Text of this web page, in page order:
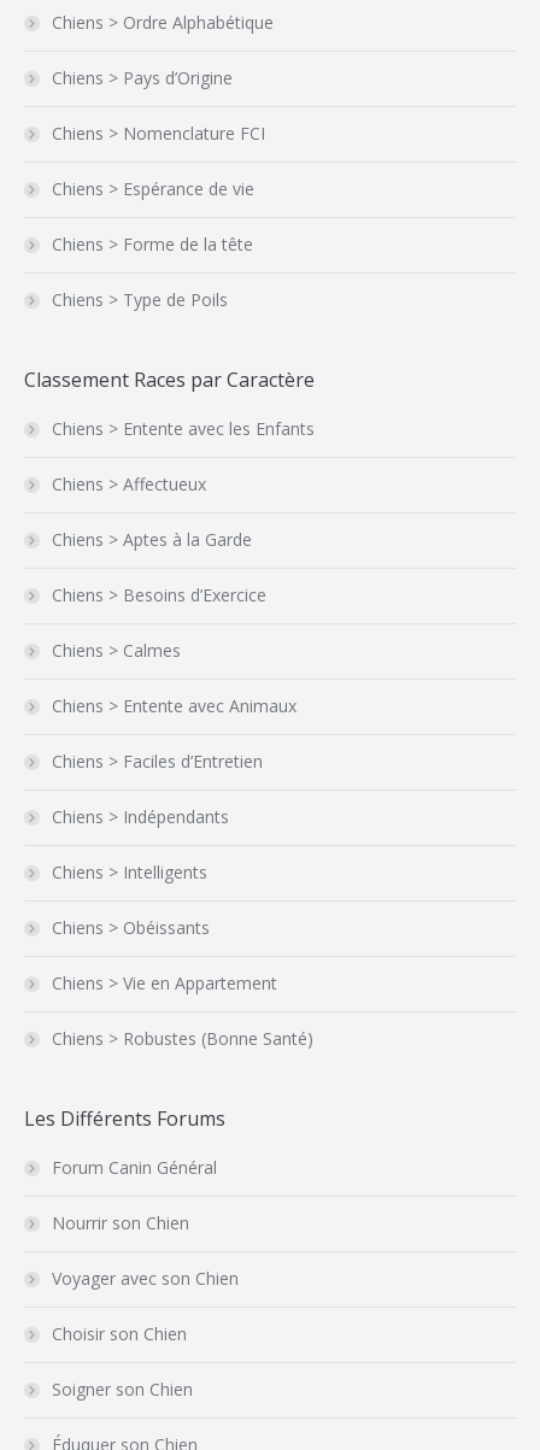
Chiens > Ordre Alphabétique
Chiens > Pays d’Origine
Chiens > Nomenclature FCI
Chiens > Espérance de vie
Chiens > Forme de la tête
Chiens > Type de Poils
Classement Races par Caractère
Chiens > Entente avec les Enfants
Chiens > Affectueux
Chiens > Aptes à la Garde
Chiens > Besoins d’Exercice
Chiens > Calmes
Chiens > Entente avec Animaux
Chiens > Faciles d’Entretien
Chiens > Indépendants
Chiens > Intelligents
Chiens > Obéissants
Chiens > Vie en Appartement
Chiens > Robustes (Bonne Santé)
Les Différents Forums
Forum Canin Général
Nourrir son Chien
Voyager avec son Chien
Choisir son Chien
Soigner son Chien
Éduquer son Chien